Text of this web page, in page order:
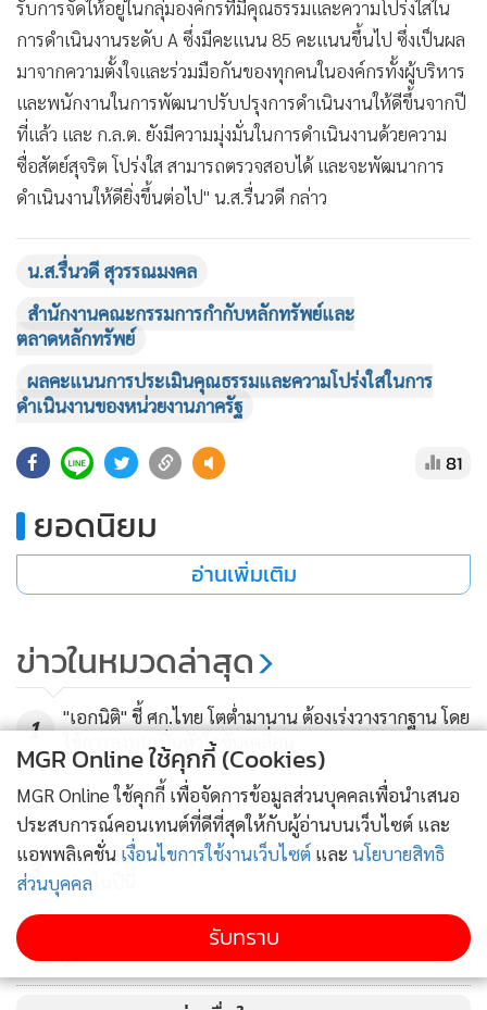
รับการจัดให้อยู่ในกลุ่มองค์กรที่มีคุณธรรมและความโปร่งใสใน
การดำเนินงานระดับ A ซึ่งมีคะแนน 85 คะแนนขึ้นไป ซึ่งเป็นผล
มาจากความตั้งใจและร่วมมือกันของทุกคนในองค์กรทั้งผู้บริหาร
และพนักงานในการพัฒนาปรับปรุงการดำเนินงานให้ดีขึ้นจากปี
ที่แล้ว และ ก.ล.ต. ยังมีความมุ่งมั่นในการดำเนินงานด้วยความ
ซื่อสัตย์สุจริต โปร่งใส สามารถตรวจสอบได้ และจะพัฒนาการ
ดำเนินงานให้ดียิ่งขึ้นต่อไป" น.ส.รื่นวดี กล่าว
น.ส.รื่นวดี สุวรรณมงคล
สำนักงานคณะกรรมการกำกับหลักทรัพย์และ
ตลาดหลักทรัพย์
ผลคะแนนการประเมินคุณธรรมและความโปร่งใสในการ
ดำเนินงานของหน่วยงานภาครัฐ
81
ยอดนิยม
อ่านเพิ่มเติม
ข่าวในหมวดล่าสุด
1
"เอกนิติ" ชี้ ศก.ไทย โตต่ำมานาน ต้องเร่งวางรากฐาน โดย
ใช้การลงทุนเป็นหัวใจขับเคลื่อน
2
3
ก.ล.ต.ผนึกแบงก์ชาติคุม USDT คาดออกเกณฑ์กำกับ
ภายในปีนี้
ตลท.เผยยอดจองบอนด์ออมพลัสกระฉูด เตรียมเปิดรอบ
2
MGR Online ใช้คุกกี้ (Cookies)
MGR Online ใช้คุกกี้ เพื่อจัดการข้อมูลส่วนบุคคลเพื่อนำเสนอ
ประสบการณ์คอนเทนต์ที่ดีที่สุดให้กับผู้อ่านบนเว็บไซต์ และ
แอพพลิเคชั่น เงื่อนไขการใช้งานเว็บไซต์ และ นโยบายสิทธิ
ส่วนบุคคล
รับทราบ